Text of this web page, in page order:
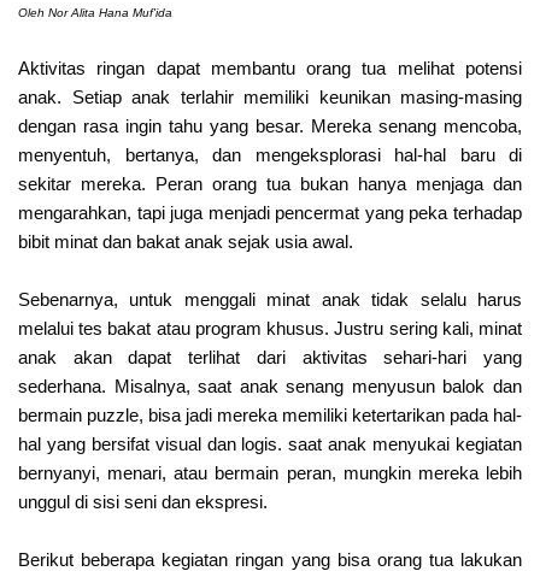
Oleh Nor Alita Hana Muf'ida
Aktivitas ringan dapat membantu orang tua melihat potensi
anak. Setiap anak terlahir memiliki keunikan masing-masing
dengan rasa ingin tahu yang besar. Mereka senang mencoba,
menyentuh, bertanya, dan mengeksplorasi hal-hal baru di
sekitar mereka. Peran orang tua bukan hanya menjaga dan
mengarahkan, tapi juga menjadi pencermat yang peka terhadap
bibit minat dan bakat anak sejak usia awal.
Sebenarnya, untuk menggali minat anak tidak selalu harus
melalui tes bakat atau program khusus. Justru sering kali, minat
anak akan dapat terlihat dari aktivitas sehari-hari yang
sederhana. Misalnya, saat anak senang menyusun balok dan
bermain puzzle, bisa jadi mereka memiliki ketertarikan pada hal-
hal yang bersifat visual dan logis. saat anak menyukai kegiatan
bernyanyi, menari, atau bermain peran, mungkin mereka lebih
unggul di sisi seni dan ekspresi.
Berikut beberapa kegiatan ringan yang bisa orang tua lakukan